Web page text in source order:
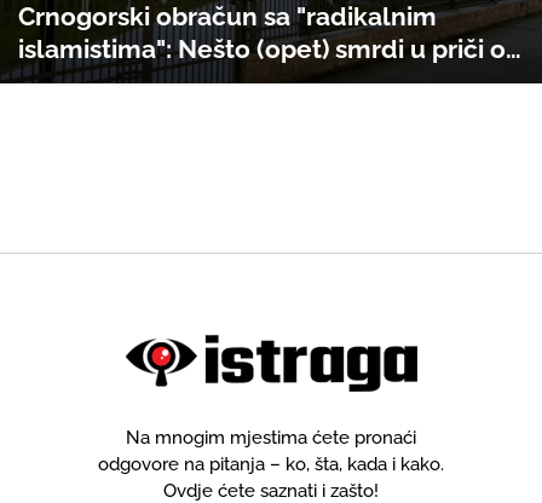
Crnogorski obračun sa "radikalnim
islamistima": Nešto (opet) smrdi u priči o
“usamljenim vukovima”
Na mnogim mjestima ćete pronaći
odgovore na pitanja – ko, šta, kada i kako.
Ovdje ćete saznati i zašto!